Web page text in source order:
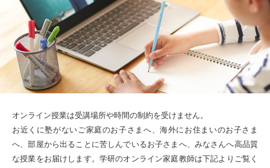
オンライン授業は受講場所や時間の制約を受けません。
お近くに塾がないご家庭のお子さまへ、海外にお住まいのお子さま
へ、部屋から出ることに苦しんでいるお子さまへ、みなさんへ高品質
な授業をお届けします。 学研のオンライン家庭教師は下記よりご覧く